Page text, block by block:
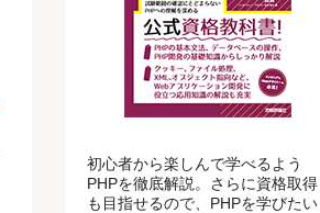
初心者から楽しんで学べるよう
PHPを徹底解説。さらに資格取得
も目指せるので、PHPを学びたい